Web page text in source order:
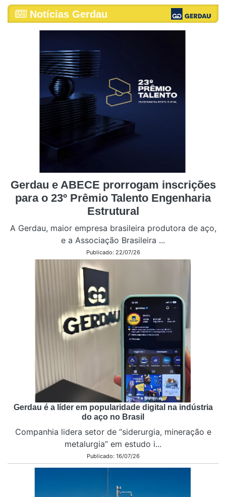
Notícias Gerdau
Gerdau e ABECE prorrogam inscrições
para o 23º Prêmio Talento Engenharia
Estrutural
A Gerdau, maior empresa brasileira produtora de aço,
e a Associação Brasileira ...
Publicado: 22/07/26
Gerdau é a líder em popularidade digital na indústria
do aço no Brasil
Companhia lidera setor de “siderurgia, mineração e
metalurgia” em estudo i...
Publicado: 16/07/26